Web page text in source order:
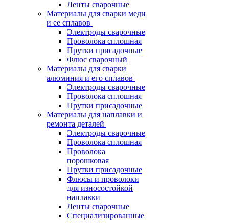
Ленты сварочные
Материалы для сварки меди
и ее сплавов
Электроды сварочные
Проволока сплошная
Прутки присадочные
Флюс сварочный
Материалы для сварки
алюминия и его сплавов
Электроды сварочные
Проволока сплошная
Прутки присадочные
Материалы для наплавки и
ремонта деталей
Электроды сварочные
Проволока сплошная
Проволока
порошковая
Прутки присадочные
Флюсы и проволоки
для износостойкой
наплавки
Ленты сварочные
Специализированные